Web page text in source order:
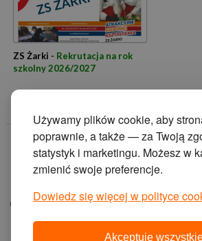
Używamy plików cookie, aby
poprawnie, a także — za Twoją
statystyk i marketingu. Możesz w
zmienić swoje preferencje.
Dowiedz się więcej w polityce
Akceptuję
ZS Żarki - Rekrutacja na rok
szkolny 2026/2027
© 2014 Zakład
Doskonalenia
Zawodowego w
ul. Krasińskiego 2, 40-